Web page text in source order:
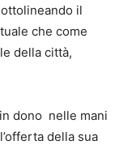
il
che come
della città,
dono nelle mani
della sua